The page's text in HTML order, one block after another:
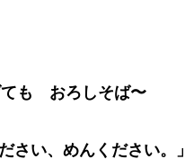
も おろしそば〜
さい、めんください。」